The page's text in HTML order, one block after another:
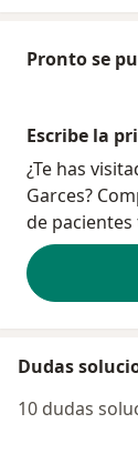
Pronto se
Escribe la
¿Te has
Garces?
de
Dudas
10 dudas